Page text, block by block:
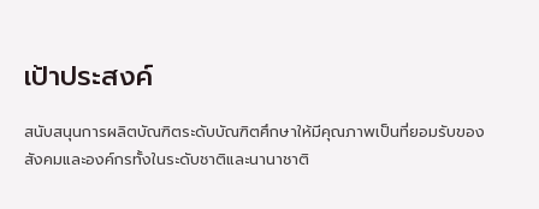
เป้าประสงค์
สนับสนุนการผลิตบัณฑิตระดับบัณฑิตศึกษาให้มีคุณภาพเป็นที่ยอมรับของ
สังคมและองค์กรทั้งในระดับชาติและนานาชาติ